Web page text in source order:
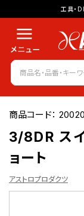
工具・
商品コード：
3/8DR ス
ョート
アストロプロダクツ